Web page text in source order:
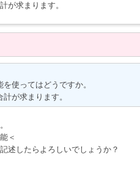
が求まります。
使ってはどうですか。
が求まります。
＜
述したらよろしいでしょうか？